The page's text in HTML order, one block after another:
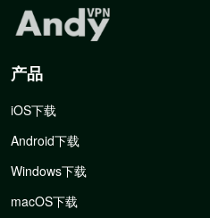
产品
iOS下载
Android下载
Windows下载
macOS下载